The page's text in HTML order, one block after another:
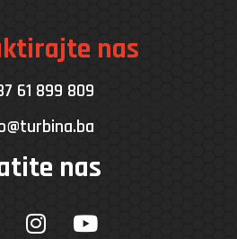
nas
61 899 809
nas